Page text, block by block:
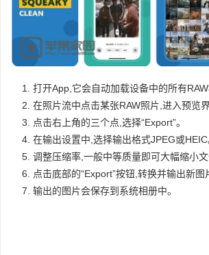
打开App,它会自动加载设备中的所有RAW
在照片流中点击某张RAW照片,进入预览界
点击右上角的三个点,选择“Export”。
在输出设置中,选择输出格式JPEG或HEIC
调整压缩率,一般中等质量即可大幅缩小文
点击底部的“Export”按钮,转换并输出新图
输出的图片会保存到系统相册中。